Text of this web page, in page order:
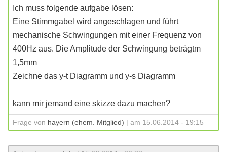
Ich muss folgende aufgabe lösen:
Eine Stimmgabel wird angeschlagen und führt
mechanische Schwingungen mit einer Frequenz von
400Hz aus. Die Amplitude der Schwingung beträgtm
1,5mm
Zeichne das y-t Diagramm und y-s Diagramm
kann mir jemand eine skizze dazu machen?
Frage von hayern (ehem. Mitglied) | am 15.06.2014 - 19:15